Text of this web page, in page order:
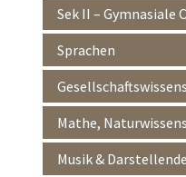
Sek II – Gymnasiale
Sprachen
Mathe,
Musik &